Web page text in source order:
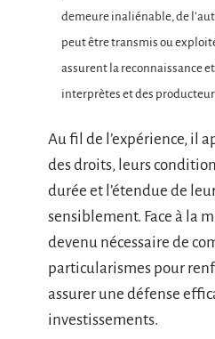
demeure inaliénable, de
peut être transmis ou
assurent la reconnaissance
interprètes et des
Au fil de l’expérience, il
des droits, leurs
durée et l’étendue de
sensiblement. Face à la
devenu nécessaire de
particularismes pour
assurer une défense
investissements.